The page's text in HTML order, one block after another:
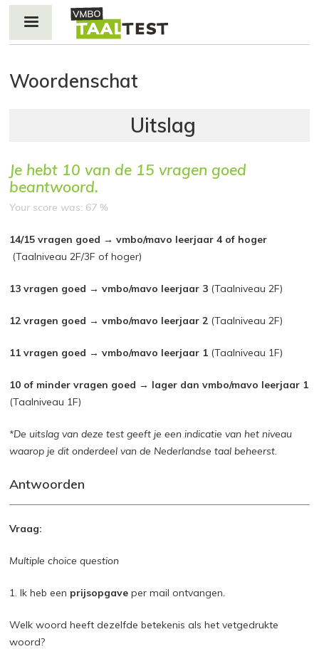
Woordenschat
Je hebt 10 van de 15 vragen goed
beantwoord.
Your score was: 67 %
14/15 vragen goed → vmbo/mavo leerjaar 4 of hoger
(Taalniveau 2F/3F of hoger)
13 vragen goed → vmbo/mavo leerjaar 3 (Taalniveau 2F)
12 vragen goed → vmbo/mavo leerjaar 2 (Taalniveau 2F)
11 vragen goed → vmbo/mavo leerjaar 1 (Taalniveau 1F)
10 of minder vragen goed → lager dan vmbo/mavo leerjaar 1
(Taalniveau 1F)
*De uitslag van deze test geeft je een indicatie van het niveau
waarop je dit onderdeel van de Nederlandse taal beheerst.
Antwoorden
Vraag:
Multiple choice question
1. Ik heb een prijsopgave per mail ontvangen.
Welk woord heeft dezelfde betekenis als het vetgedrukte
woord?